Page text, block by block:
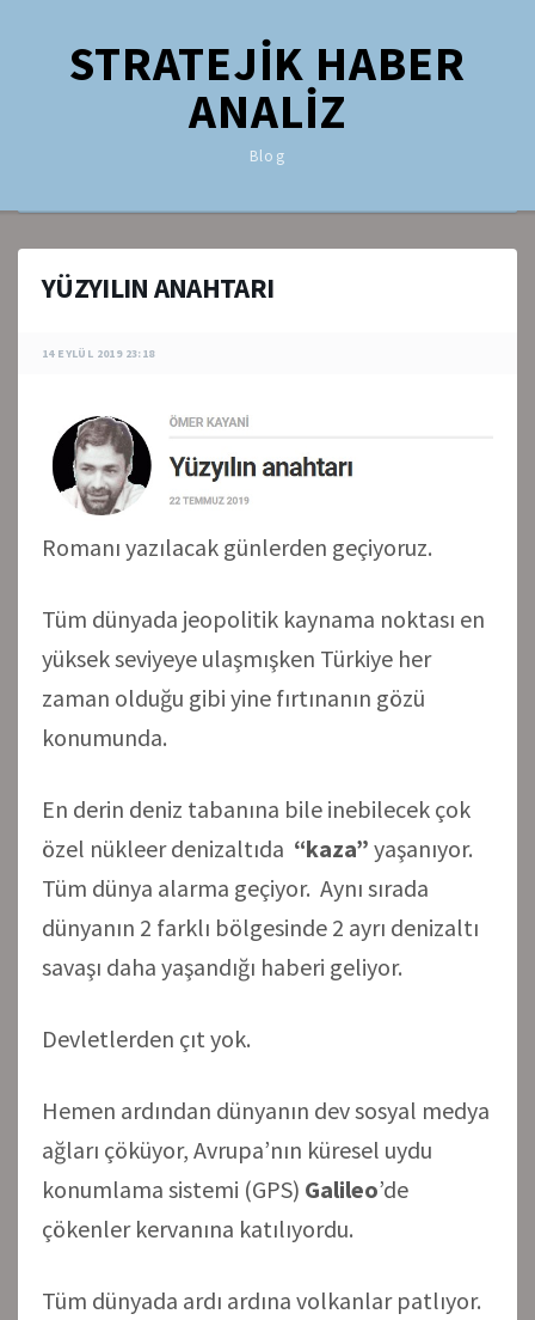
STRATEJİK HABER
ANALİZ
Blog
YÜZYILIN ANAHTARI
14 EYLÜL 2019 23:18
Romanı yazılacak günlerden geçiyoruz.
Tüm dünyada jeopolitik kaynama noktası en
yüksek seviyeye ulaşmışken Türkiye her
zaman olduğu gibi yine fırtınanın gözü
konumunda.
En derin deniz tabanına bile inebilecek çok
özel nükleer denizaltıda “kaza” yaşanıyor.
Tüm dünya alarma geçiyor. Aynı sırada
dünyanın 2 farklı bölgesinde 2 ayrı denizaltı
savaşı daha yaşandığı haberi geliyor.
Devletlerden çıt yok.
Hemen ardından dünyanın dev sosyal medya
ağları çöküyor, Avrupa’nın küresel uydu
konumlama sistemi (GPS) Galileo’de
çökenler kervanına katılıyordu.
Tüm dünyada ardı ardına volkanlar patlıyor.